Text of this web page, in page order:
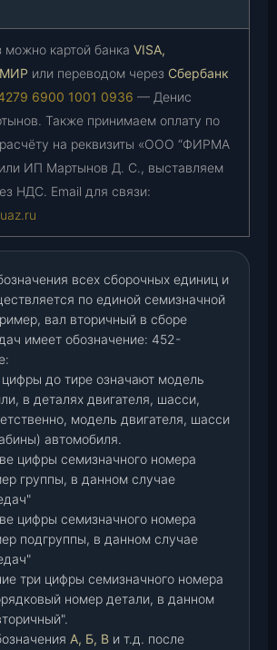
можно картой банка VISA,
МИР или переводом через Сбербанк
6900 1001 0936 — Денис
Также принимаем оплату по
на реквизиты «ООО “ФИРМА
ИП Мартынов Д. С., выставляем
НДС. Email для связи:
всех сборочных единиц и
по единой семизначной
вал вторичный в сборе
имеет обозначение: 452-
до тире означают модель
в деталях двигателя, шасси,
модель двигателя, шасси
автомобиля.
цифры семизначного номера
группы, в данном случае
цифры семизначного номера
подгруппы, в данном случае
три цифры семизначного номера
номер детали, в данном
А, Б, В и т.д. после